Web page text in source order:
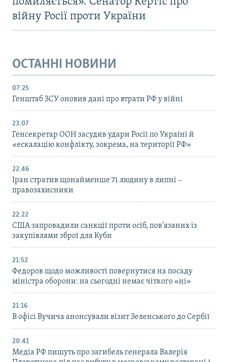
війну Росії проти України
ОСТАННІ НОВИНИ
07:25
Генштаб ЗСУ оновив дані про втрати РФ у війні
23:07
Генсекретар ООН засудив удари Росії по Україні й
«ескалацію конфлікту, зокрема, на території РФ»
22:46
Іран стратив щонайменше 71 людину в липні –
правозахисники
22:22
США запровадили санкції проти осіб, пов’язаних із
закупівлями зброї для Куби
21:52
Федоров щодо можливості повернутися на посаду
міністра оборони: на сьогодні немає чіткого «ні»
21:16
В офісі Вучича анонсували візит Зеленського до Сербії
20:41
Медіа РФ пишуть про загибель генерала Валерія